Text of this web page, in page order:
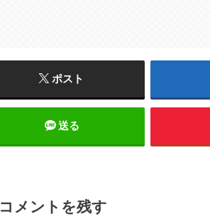
ポスト
送る
コメントを残す